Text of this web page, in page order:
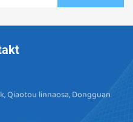
Qiaotou linnaosa, Dongguan